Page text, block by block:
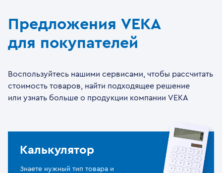
Предложения VEKA
для покупателей
Воспользуйтесь нашими сервисами, чтобы рассчитать
стоимость товаров, найти подходящее решение
или узнать больше о продукции компании VEKA
Калькулятор
Знаете нужный тип товара и